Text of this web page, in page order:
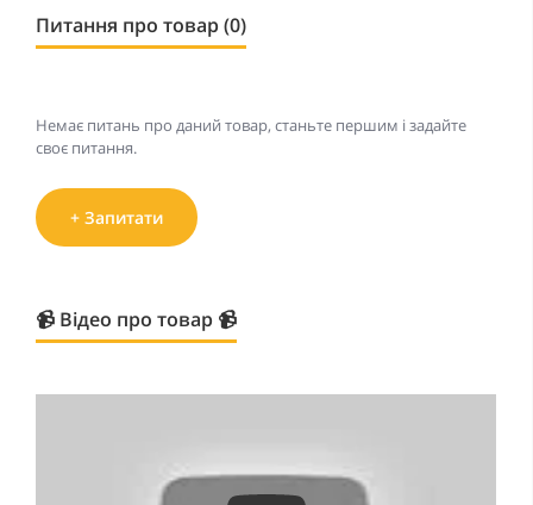
Питання про товар (0)
Немає питань про даний товар, станьте першим і задайте
своє питання.
+ Запитати
📹 Відео про товар 📹